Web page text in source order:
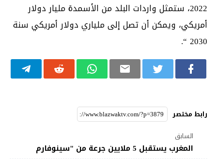
2022، ستمثل واردات البلد من الأسمدة مليار دولار
أمريكي، ويمكن أن تصل إلى ملياري دولار أمريكي سنة
2030 “.
رابط مختصر
السابق
المغرب يستقبل 5 ملايين جرعة من "سينوفارم